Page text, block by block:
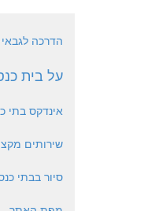
הדרכה לגבאי
על בית
אינדקס בתי
שירותים
סיור בבתי